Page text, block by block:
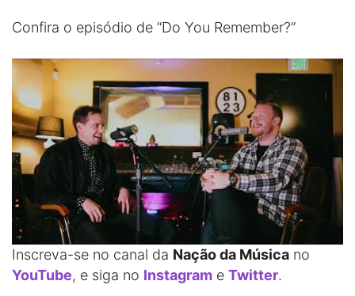
Confira o episódio de “Do You Remember?”
Inscreva-se no canal da Nação da Música no
YouTube, e siga no Instagram e Twitter.